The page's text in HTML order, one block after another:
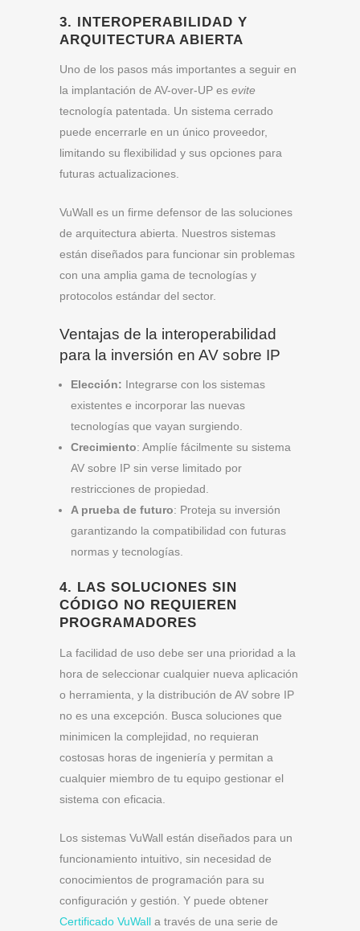
3. INTEROPERABILIDAD Y
ARQUITECTURA ABIERTA
Uno de los pasos más importantes a seguir en
la implantación de AV-over-UP es evite
tecnología patentada. Un sistema cerrado
puede encerrarle en un único proveedor,
limitando su flexibilidad y sus opciones para
futuras actualizaciones.
VuWall es un firme defensor de las soluciones
de arquitectura abierta. Nuestros sistemas
están diseñados para funcionar sin problemas
con una amplia gama de tecnologías y
protocolos estándar del sector.
Ventajas de la interoperabilidad
para la inversión en AV sobre IP
Elección: Integrarse con los sistemas
existentes e incorporar las nuevas
tecnologías que vayan surgiendo.
Crecimiento: Amplíe fácilmente su sistema
AV sobre IP sin verse limitado por
restricciones de propiedad.
A prueba de futuro: Proteja su inversión
garantizando la compatibilidad con futuras
normas y tecnologías.
4. LAS SOLUCIONES SIN
CÓDIGO NO REQUIEREN
PROGRAMADORES
La facilidad de uso debe ser una prioridad a la
hora de seleccionar cualquier nueva aplicación
o herramienta, y la distribución de AV sobre IP
no es una excepción. Busca soluciones que
minimicen la complejidad, no requieran
costosas horas de ingeniería y permitan a
cualquier miembro de tu equipo gestionar el
sistema con eficacia.
Los sistemas VuWall están diseñados para un
funcionamiento intuitivo, sin necesidad de
conocimientos de programación para su
configuración y gestión. Y puede obtener
Certificado VuWall a través de una serie de